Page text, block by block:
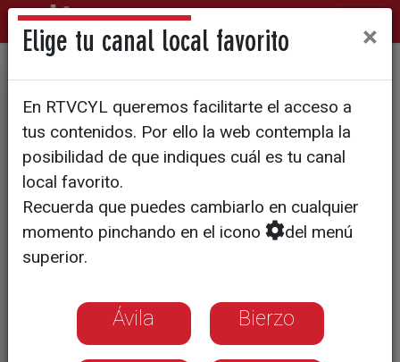
El tiempo en Ávila 11/9/2025
Elige tu canal local favorito ×
En RTVCYL queremos facilitarte el acceso a
tus contenidos. Por ello la web contempla la
posibilidad de que indiques cuál es tu canal
local favorito.
Recuerda que puedes cambiarlo en cualquier
momento pinchando en el icono
del menú
superior.
Ávila Bierzo